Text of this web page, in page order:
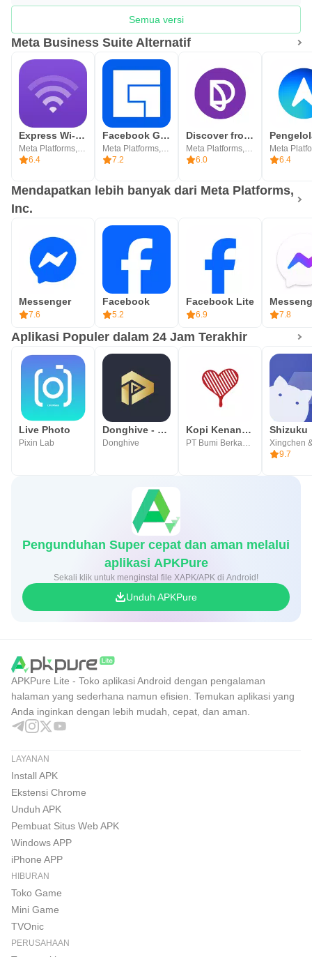
Semua versi
Meta Business Suite Alternatif
Express Wi-Fi by Facebook
6.4
Facebook Gaming: Watch, Play,
7.2
Discover from Facebook
6.0
6.4
Mendapatkan lebih banyak dari Meta Platforms,
Inc.
Messenger
7.6
Facebook
5.2
Facebook Lite
6.9 7.8
Aplikasi Populer dalam 24 Jam Terakhir
Live Photo
Pixin Lab
Donghive - Nonton Donghua
Donghive
Kopi Kenangan Indonesia Shizuku
Xingchen
9.7
Pengunduhan Super cepat dan aman melalui
aplikasi APKPure
Sekali klik untuk menginstal file XAPK/APK di Android!
Unduh APKPure
APKPure Lite - Toko aplikasi Android dengan pengalaman
halaman yang sederhana namun efisien. Temukan aplikasi yang
Anda inginkan dengan lebih mudah, cepat, dan aman.
LAYANAN
Install APK
Ekstensi Chrome
Unduh APK
Pembuat Situs Web APK
Windows APP
iPhone APP
HIBURAN
Toko Game
Mini Game
TVOnic
PERUSAHAAN